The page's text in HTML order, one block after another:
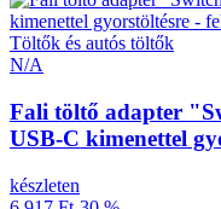
Töltők és autós töltők
N/A
Fali töltő adapter
USB-C kimenettel
készleten